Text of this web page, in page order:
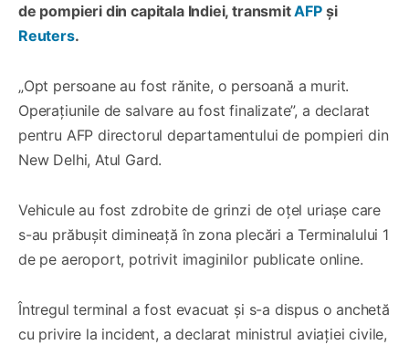
de pompieri din capitala Indiei, transmitAFPşi
Reuters.
„Opt persoane au fost rănite, o persoană a murit.
Operațiunile de salvare au fost finalizate”, a declarat
pentru AFP directorul departamentului de pompieri din
New Delhi, Atul Gard.
Vehicule au fost zdrobite de grinzi de oțel uriașe care
s-au prăbușit dimineață în zona plecări a Terminalului 1
de pe aeroport, potrivit imaginilor publicate online.
Întregul terminal a fost evacuat și s-a dispus o anchetă
cu privire la incident, a declarat ministrul aviației civile,